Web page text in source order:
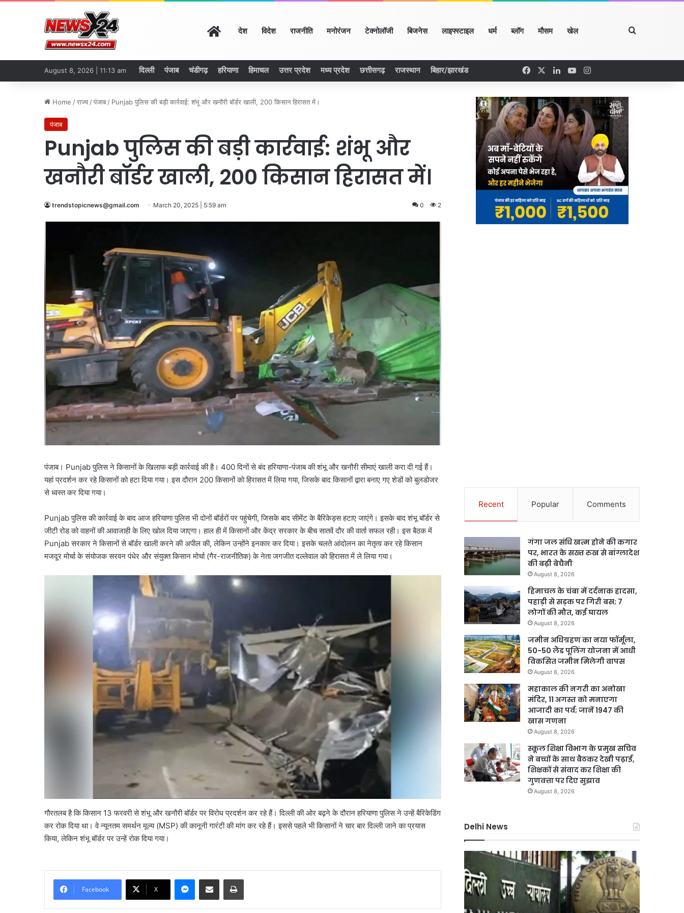
Homeदेश विदेश राजनीति मनोरंजन टेक्नोलॉजी बिजनेस लाइफ्स्टाइल धर्म ब्लॉग मौसम खेल Search for
August 8, 2026 | 11:13 am दिल्ली पंजाब चंडीगढ़ हरियाणा हिमाचल उत्तर प्रदेश मध्य प्रदेश छत्तीसगढ़ राजस्थान बिहार/झारखंड FacebookLinkedIn
YouTubeInstagram
Home /राज्य /पंजाब / Punjab पुलिस की बड़ी कार्रवाई: शंभू और खनौरी बॉर्डर खाली, 200 किसान हिरासत में।
पंजाब
Punjab पुलिस की बड़ी कार्रवाई: शंभू और
खनौरी बॉर्डर खाली, 200 किसान हिरासत में।
trendstopicnews@gmail.com March 20, 2025 | 5:59 am 0 2
पंजाब। Punjab पुलिस ने किसानों के खिलाफ बड़ी कार्रवाई की है। 400 दिनों से बंद हरियाणा-पंजाब की शंभू और खनौरी सीमाएं खाली करा दी गई हैं।
यहां प्रदर्शन कर रहे किसानों को हटा दिया गया। इस दौरान 200 किसानों को हिरासत में लिया गया, जिसके बाद किसानों द्वारा बनाए गए शेडों को बुलडोजर
से ध्वस्त कर दिया गया।
Punjab पुलिस की कार्रवाई के बाद आज हरियाणा पुलिस भी दोनों बॉर्डरों पर पहुंचेगी, जिसके बाद सीमेंट के बैरिकेड्स हटाए जाएंगे। इसके बाद शंभू बॉर्डर से
जीटी रोड को वाहनों की आवाजाही के लिए खोल दिया जाएगा। हाल ही में किसानों और केंद्र सरकार के बीच सातवें दौर की वार्ता सफल रही। इस बैठक में
Punjab सरकार ने किसानों से बॉर्डर खाली करने की अपील की, लेकिन उन्होंने इनकार कर दिया। इसके चलते आंदोलन का नेतृत्व कर रहे किसान
मजदूर मोर्चा के संयोजक सरवन पंधेर और संयुक्त किसान मोर्चा (गैर-राजनीतिक) के नेता जगजीत दल्लेवाल को हिरासत में ले लिया गया।
गौरतलब है कि किसान 13 फरवरी से शंभू और खनौरी बॉर्डर पर विरोध प्रदर्शन कर रहे हैं। दिल्ली की ओर बढ़ने के दौरान हरियाणा पुलिस ने उन्हें बैरिकेडिंग
कर रोक दिया था। वे न्यूनतम समर्थन मूल्य (MSP) की कानूनी गारंटी की मांग कर रहे हैं। इससे पहले भी किसानों ने चार बार दिल्ली जाने का प्रयास
किया, लेकिन शंभू बॉर्डर पर उन्हें रोक दिया गया।
Facebook X
Messenger
Share via Email Print
Recent Popular Comments
गंगा जल संधि खत्म होने की कगार
पर, भारत के सख्त रुख से बांग्लादेश
की बढ़ी बेचैनी
August 8, 2026
हिमाचल के चंबा में दर्दनाक हादसा,
पहाड़ी से सड़क पर गिरी बस; 7
लोगों की मौत, कई घायल
August 8, 2026
जमीन अधिग्रहण का नया फॉर्मूला,
50-50 लैंड पूलिंग योजना में आधी
विकसित जमीन मिलेगी वापस
August 8, 2026
महाकाल की नगरी का अनोखा
मंदिर, 11 अगस्त को मनाएगा
आजादी का पर्व; जानें 1947 की
खास गणना
August 8, 2026
स्कूल शिक्षा विभाग के प्रमुख सचिव
ने बच्चों के साथ बैठकर देखी पढ़ाई,
शिक्षकों से संवाद कर शिक्षा की
गुणवत्ता पर दिए सुझाव
August 8, 2026
Delhi News
हाईस्पीड
रूट
सामान
24
घंटे
बिजली
आपूर्ति
नकदी
मामले
वर्मा